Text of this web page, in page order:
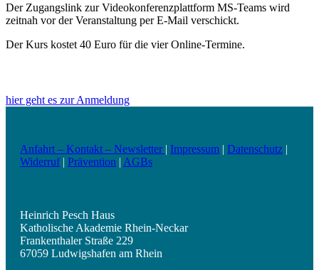
Der Zugangslink zur Videokonferenzplattform MS-Teams wird
zeitnah vor der Veranstaltung per E-Mail verschickt.
Der Kurs kostet 40 Euro für die vier Online-Termine.
hier geht es zur Anmeldung
Anfahrt – Kontakt – Newsletter | Impressum | Datenschutz |
Widerruf| Prävention | AGBs
Heinrich Pesch Haus
Katholische Akademie Rhein-Neckar
Frankenthaler Straße 229
67059 Ludwigshafen am Rhein